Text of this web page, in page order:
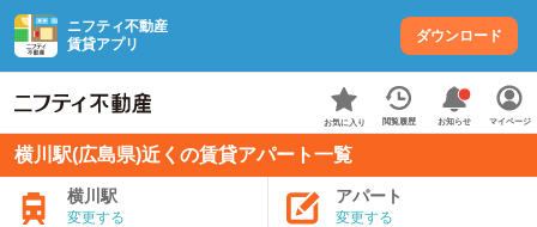
ニフティ不動産
賃貸アプリ
ダウンロード
お気に入り 閲覧履歴 お知らせ マイページ
横川駅(広島県)近くの賃貸アパート一覧
横川駅
変更する
アパート
変更する